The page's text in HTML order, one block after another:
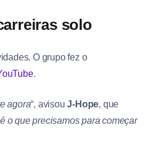
solo
O grupo fez o
.
agora“, avisouJ-Hope, que
o que precisamos para começar